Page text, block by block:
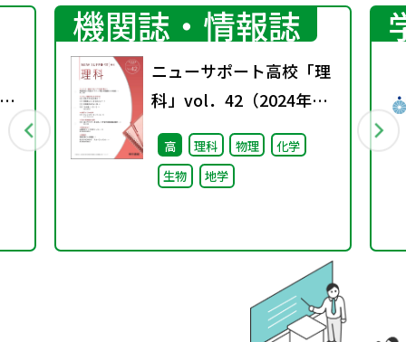
機関誌・情報誌
ニューサポート高校「理
科」vol．42（2024年秋
号）
高 理科 物理
化学
生物
地学